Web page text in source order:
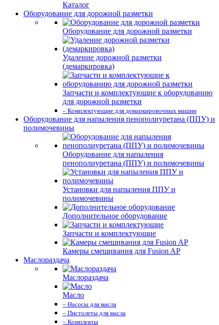
Каталог
Оборудование для дорожной разметки
Оборудование для дорожной разметки
Удаление дорожной разметки
(демаркировка)
Запчасти и комплектующие к оборудованию
для дорожной разметки
– Комплектующие для демаркировочных машин
Оборудование для напыления пенополиуретана (ППУ) и
полимочевины
Оборудование для напыления
пенополиуретана (ППУ) и полимочевины
Установки для напыления ППУ и
полимочевины
Дополнительное оборудование
Запчасти и комплектующие
Камеры смешивания для Fusion AP
Маслораздача
Маслораздача
Масло
– Насосы для масла
– Пистолеты для масла
– Комплекты